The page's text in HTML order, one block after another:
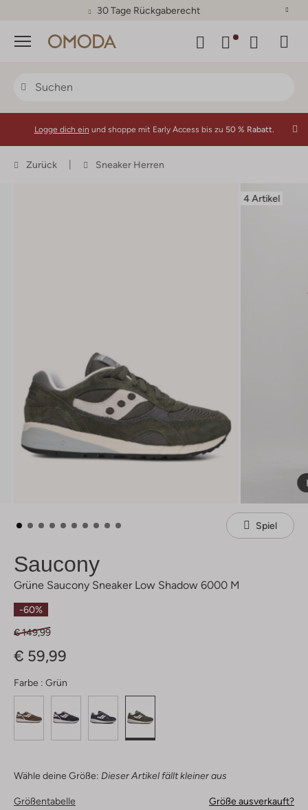
30 Tage Rückgaberecht
Menü
Logge dich ein und shoppe mit Early Access bis zu 50 % Rabatt.
Zurück Sneaker Herren
4 Artikel
Spiel
Saucony
Grüne Saucony Sneaker Low Shadow 6000 M
-60%
€ 149,99
€ 59,99
Farbe : Grün
Wähle deine Größe: Dieser Artikel fällt kleiner aus
Größentabelle Größe ausverkauft?